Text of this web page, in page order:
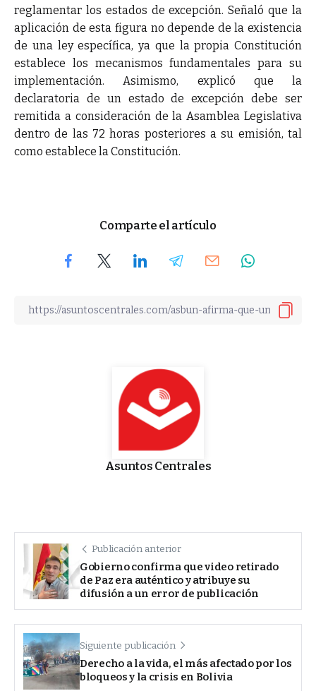
reglamentar los estados de excepción. Señaló que la
aplicación de esta figura no depende de la existencia
de una ley específica, ya que la propia Constitución
establece los mecanismos fundamentales para su
implementación. Asimismo, explicó que la
declaratoria de un estado de excepción debe ser
remitida a consideración de la Asamblea Legislativa
dentro de las 72 horas posteriores a su emisión, tal
como establece la Constitución.
Comparte el artículo
Asuntos Centrales
Publicación anterior
Gobierno confirma que video retirado
de Paz era auténtico y atribuye su
difusión a un error de publicación
Siguiente publicación
Derecho a la vida, el más afectado por los
bloqueos y la crisis en Bolivia